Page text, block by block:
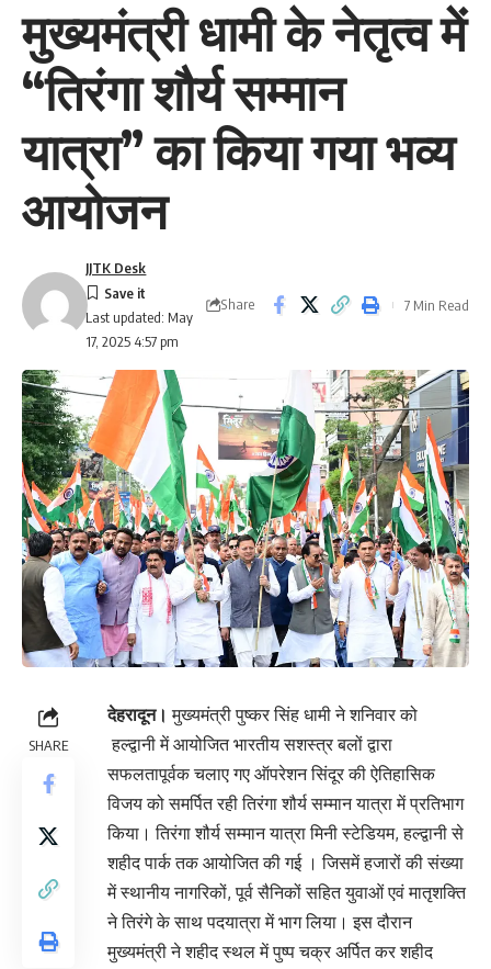
मुख्यमंत्री धामी के नेतृत्व में
“तिरंगा शौर्य सम्मान
यात्रा” का किया गया भव्य
आयोजन
Last updated: May
17, 2025 4:57 pm
JJTK Desk
Share 7 Min Read
SHARE
देहरादून। मुख्यमंत्री पुष्कर सिंह धामी ने शनिवार को
हल्द्वानी में आयोजित भारतीय सशस्त्र बलों द्वारा
सफलतापूर्वक चलाए गए ऑपरेशन सिंदूर की ऐतिहासिक
विजय को समर्पित रही तिरंगा शौर्य सम्मान यात्रा में प्रतिभाग
किया। तिरंगा शौर्य सम्मान यात्रा मिनी स्टेडियम, हल्द्वानी से
शहीद पार्क तक आयोजित की गई । जिसमें हजारों की संख्या
में स्थानीय नागरिकों, पूर्व सैनिकों सहित युवाओं एवं मातृशक्ति
ने तिरंगे के साथ पदयात्रा में भाग लिया। इस दौरान
मुख्यमंत्री ने शहीद स्थल में पुष्प चक्र अर्पित कर शहीद